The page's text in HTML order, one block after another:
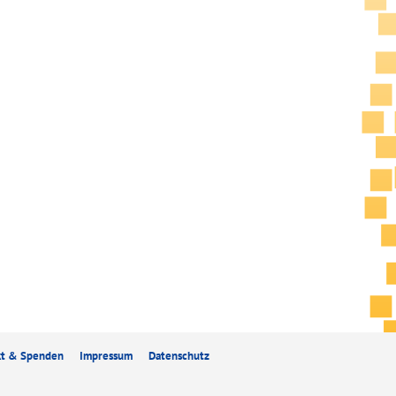
& Spenden Impressum Datenschutz